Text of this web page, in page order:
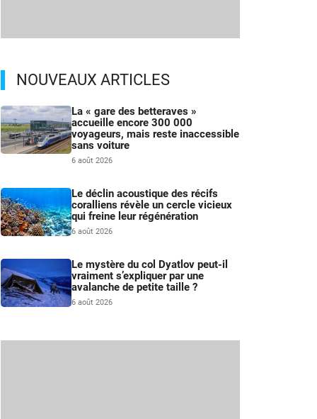
NOUVEAUX ARTICLES
La « gare des betteraves »
accueille encore 300 000
voyageurs, mais reste inaccessible
sans voiture
6 août 2026
Le déclin acoustique des récifs
coralliens révèle un cercle vicieux
qui freine leur régénération
6 août 2026
Le mystère du col Dyatlov peut-il
vraiment s’expliquer par une
avalanche de petite taille ?
6 août 2026